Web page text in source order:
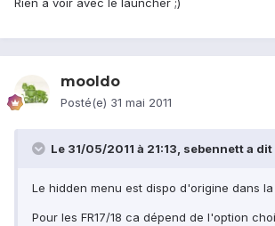
Rien à voir avec le launcher ;)
mooldo
Posté(e) 31 mai 2011
Le 31/05/2011 à 21:13, sebennett a dit
Le hidden menu est dispo d'origine dans la
Pour les FR17/18 ca dépend de l'option